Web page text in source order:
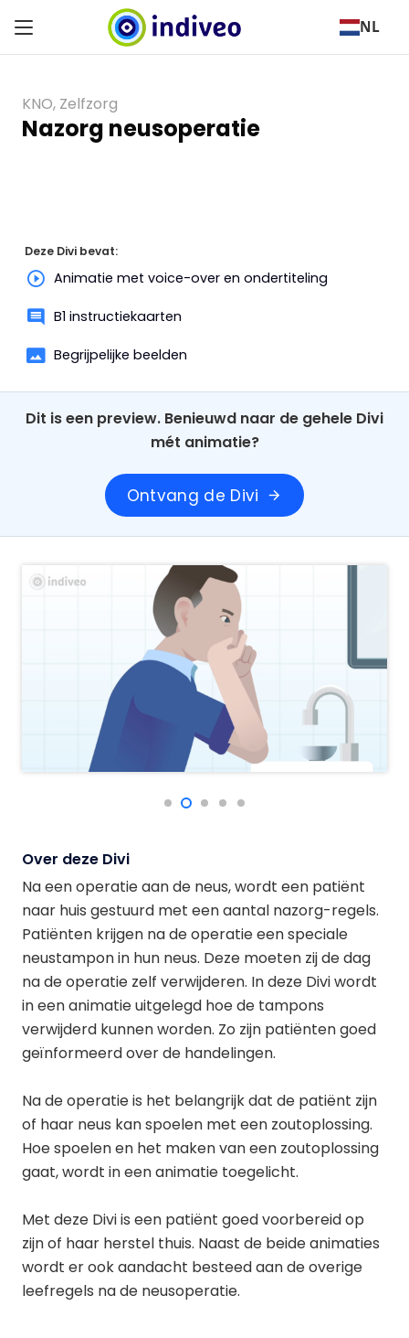
NL
KNO, Zelfzorg
Nazorg neusoperatie
Deze Divi bevat:
Animatie met voice-over en ondertiteling
B1 instructiekaarten
Begrijpelijke beelden
Dit is een preview. Benieuwd naar de gehele Divi
mét animatie?
Ontvang de Divi arrow_forward
Over deze Divi
Na een operatie aan de neus, wordt een patiënt
naar huis gestuurd met een aantal nazorg-regels.
Patiënten krijgen na de operatie een speciale
neustampon in hun neus. Deze moeten zij de dag
na de operatie zelf verwijderen. In deze Divi wordt
in een animatie uitgelegd hoe de tampons
verwijderd kunnen worden. Zo zijn patiënten goed
geïnformeerd over de handelingen.
Na de operatie is het belangrijk dat de patiënt zijn
of haar neus kan spoelen met een zoutoplossing.
Hoe spoelen en het maken van een zoutoplossing
gaat, wordt in een animatie toegelicht.
Met deze Divi is een patiënt goed voorbereid op
zijn of haar herstel thuis. Naast de beide animaties
wordt er ook aandacht besteed aan de overige
leefregels na de neusoperatie.